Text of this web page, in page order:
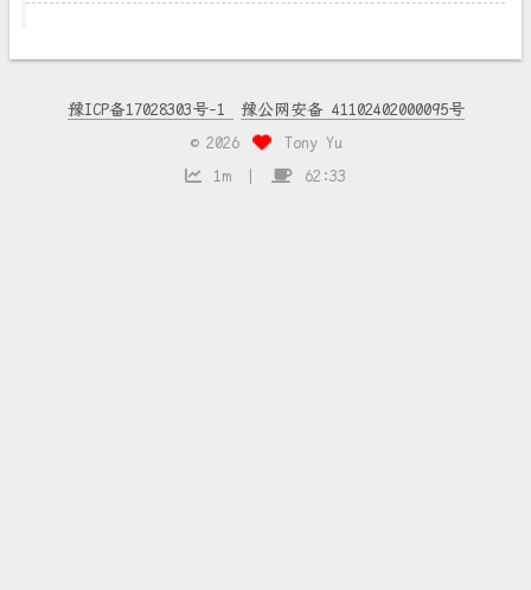
豫ICP备17028303号-1
豫公网安备 41102402000095号
© 2026
Tony Yu
1m
62:33